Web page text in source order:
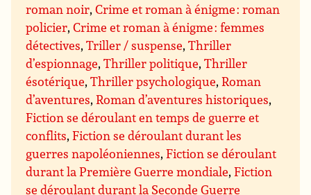
roman noir,Crime et roman à énigme : roman
policier,Crime et roman à énigme : femmes
détectives,Triller / suspense,Thriller
d’espionnage,Thriller politique,Thriller
ésotérique,Thriller psychologique,Roman
d’aventures,Roman d’aventures historiques,
Fiction se déroulant en temps de guerre et
conflits,Fiction se déroulant durant les
guerres napoléoniennes,Fiction se déroulant
durant la Première Guerre mondiale,Fiction
se déroulant durant la Seconde Guerre